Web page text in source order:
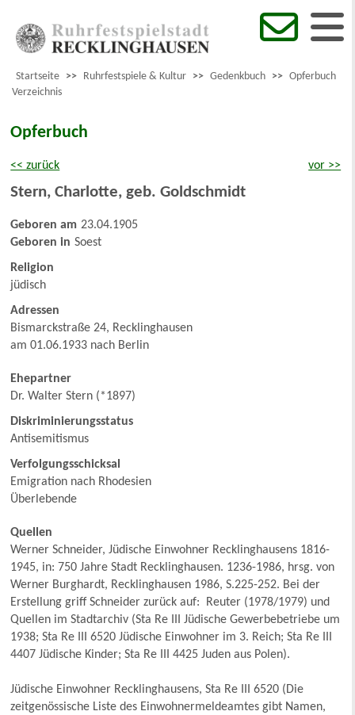
Startseite >> Ruhrfestspiele & Kultur >> Gedenkbuch >> Opferbuch
Verzeichnis
Opferbuch
<< zurück vor >>
Stern, Charlotte, geb. Goldschmidt
Geboren am 23.04.1905
Geboren in Soest
Religion
jüdisch
Adressen
Bismarckstraße 24, Recklinghausen
am 01.06.1933 nach Berlin
Ehepartner
Dr. Walter Stern (*1897)
Diskriminierungsstatus
Antisemitismus
Verfolgungsschicksal
Emigration nach Rhodesien
Überlebende
Quellen
Werner Schneider, Jüdische Einwohner Recklinghausens 1816-
1945, in: 750 Jahre Stadt Recklinghausen. 1236-1986, hrsg. von
Werner Burghardt, Recklinghausen 1986, S.225-252. Bei der
Erstellung griff Schneider zurück auf: Reuter (1978/1979) und
Quellen im Stadtarchiv (Sta Re III Jüdische Gewerbebetriebe um
1938; Sta Re III 6520 Jüdische Einwohner im 3. Reich; Sta Re III
4407 Jüdische Kinder; Sta Re III 4425 Juden aus Polen).
Jüdische Einwohner Recklinghausens, Sta Re III 6520 (Die
zeitgenössische Liste des Einwohnermeldeamtes gibt Namen,